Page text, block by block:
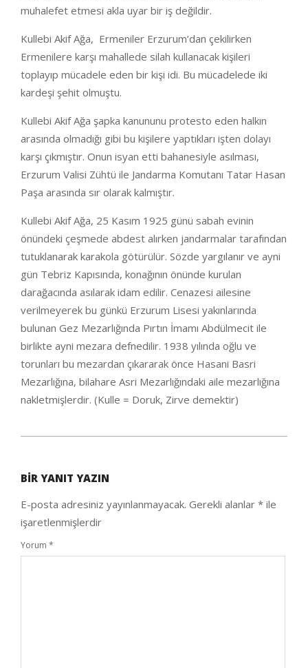
muhalefet etmesi akla uyar bir iş değildir.
Kullebi Akif Ağa, Ermeniler Erzurum’dan çekilirken
Ermenilere karşı mahallede silah kullanacak kişileri
toplayıp mücadele eden bir kişi idi. Bu mücadelede iki
kardeşi şehit olmuştu.
Kullebi Akif Ağa şapka kanununu protesto eden halkın
arasında olmadığı gibi bu kişilere yaptıkları işten dolayı
karşı çıkmıştır. Onun isyan etti bahanesiyle asılması,
Erzurum Valisi Zühtü ile Jandarma Komutanı Tatar Hasan
Paşa arasında sır olarak kalmıştır.
Kullebi Akif Ağa, 25 Kasım 1925 günü sabah evinin
önündeki çeşmede abdest alırken jandarmalar tarafından
tutuklanarak karakola götürülür. Sözde yargılanır ve ayni
gün Tebriz Kapısında, konağının önünde kurulan
darağacında asılarak idam edilir. Cenazesi ailesine
verilmeyerek bu günkü Erzurum Lisesi yakınlarında
bulunan Gez Mezarlığında Pırtın İmamı Abdülmecit ile
birlikte ayni mezara defnedilir. 1938 yılında oğlu ve
torunları bu mezardan çıkararak önce Hasani Basri
Mezarlığına, bilahare Asri Mezarlığındaki aile mezarlığına
nakletmişlerdir. (Kulle = Doruk, Zirve demektir)
26
BIR YANIT YAZIN
E-posta adresiniz yayınlanmayacak. Gerekli alanlar * ile
işaretlenmişlerdir
Yorum *